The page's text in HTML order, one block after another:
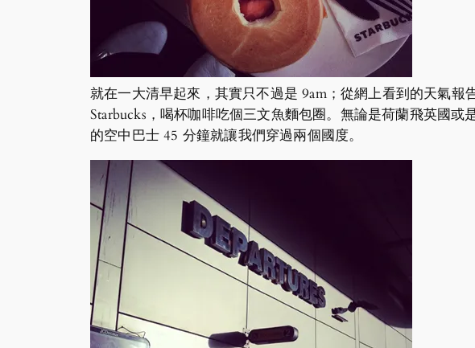
就在一大清早起來，其實只不過是 9am；從網上看到的天氣
Starbucks，喝杯咖啡吃個三文魚麵包圈。無論是荷蘭飛英國或
的空中巴士 45 分鐘就讓我們穿過兩個國度。